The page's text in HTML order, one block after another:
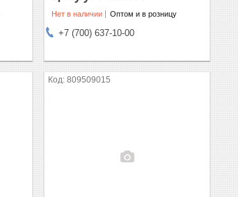
Нет в наличии Оптом и в розницу
+7 (700) 637-10-00
809509015